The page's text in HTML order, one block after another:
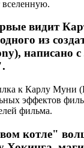
видит
из
написано
к Карлу Муни
эффектов
фильма.
котле"